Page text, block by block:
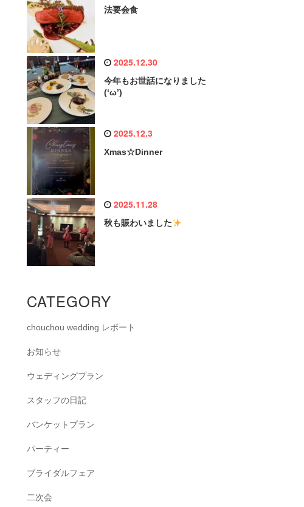
法要会食
2025.12.30
今年もお世話になりました
(‘ω’)
2025.12.3
Xmas☆Dinner
2025.11.28
秋も賑わいました
CATEGORY
chouchou wedding レポート
お知らせ
ウェディングプラン
スタッフの日記
バンケットプラン
パーティー
ブライダルフェア
二次会